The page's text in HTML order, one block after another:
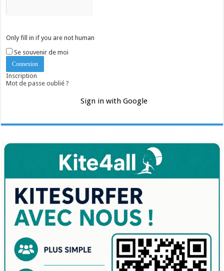
Only fill in if you are not human
Se souvenir de moi
Inscription
Mot de passe oublié ?
Sign in with Google